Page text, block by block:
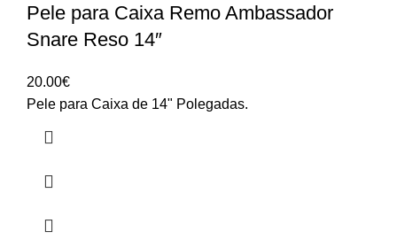
Pele para Caixa Remo Ambassador
Snare Reso 14″
20.00€
Pele para Caixa de 14" Polegadas.